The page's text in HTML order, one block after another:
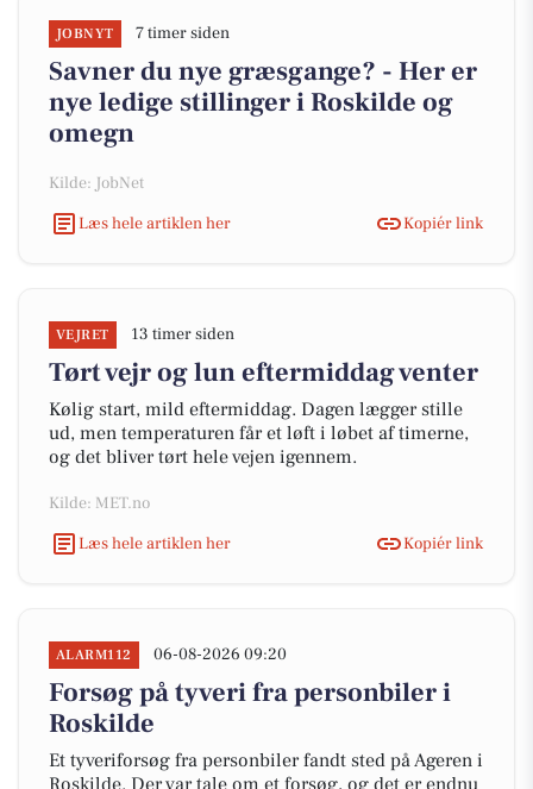
JOBNYT 7 timer siden
Savner du nye græsgange? - Her er
nye ledige stillinger i Roskilde og
omegn
Kilde: JobNet
Læs hele artiklen her
Kopiér link
VEJRET 13 timer siden
Tørt vejr og lun eftermiddag venter
Kølig start, mild eftermiddag. Dagen lægger stille
ud, men temperaturen får et løft i løbet af timerne,
og det bliver tørt hele vejen igennem.
Kilde: MET.no
Læs hele artiklen her
Kopiér link
ALARM112 06-08-2026 09:20
Forsøg på tyveri fra personbiler i
Roskilde
Et tyveriforsøg fra personbiler fandt sted på Ageren i
Roskilde. Der var tale om et forsøg, og det er endnu